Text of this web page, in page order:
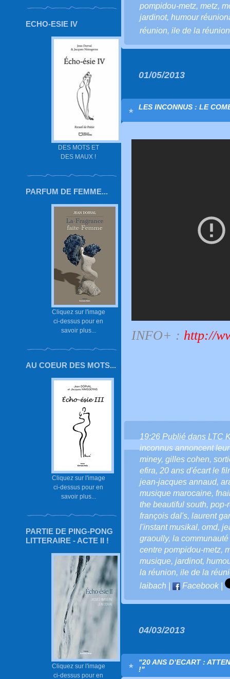
ECHO-ESIE IV
DES MOTS ET
DES MAUX !
PARFUM DE FEMME...
Cliquez sur l'image
ci-dessus pour en
savoir plus...
AU COEUR DES MOTS...
Cliquez sur l'image
ci-dessus pour en
savoir plus...
PARTIE DE PING-PONG
LITTERAIRE - ACTE II !
Cliquez sur l'image
ci-dessus pour en
pompidou-metz, metz,
jardinot, humour
réunion, ile de la réunion
01/05/2013
LES INCONNUS : LE
INFO+ : http://
19:26 Publié dans LTC
inconnus annoncent
miney, gilles cohen,
efira, 20 ans d'écart le
jean-jacques annaud,
musique marocaine,
the beautiful south, pop-
françois dal's, laurent
l'instant musikal, omd,
graoully, la
centre pompidou-metz,
musique, jardinot,
la réunion, ile de la
laibach
Facebook|
04/03/2013
"20 ANS D’ECART :
!"